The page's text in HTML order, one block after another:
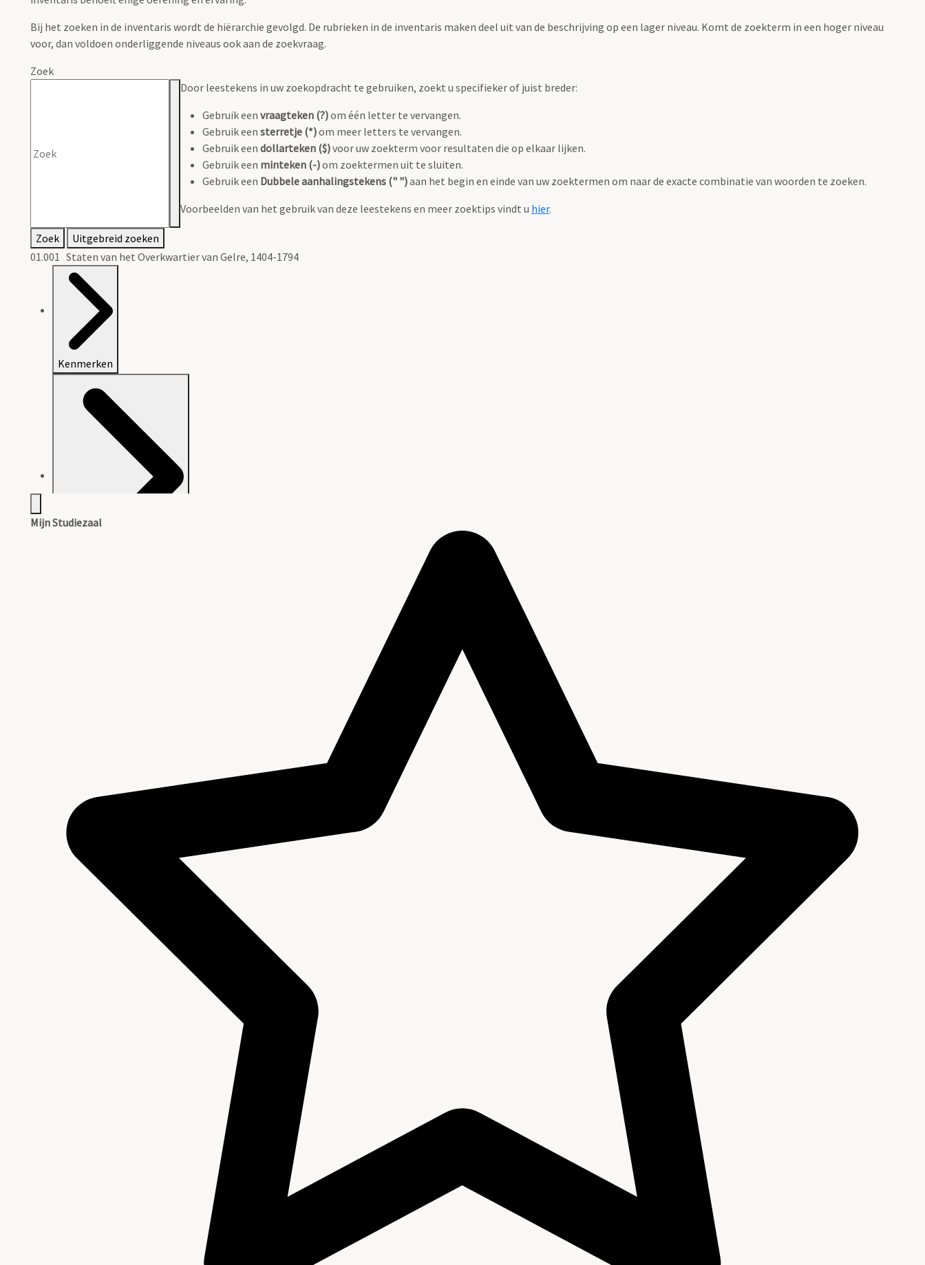
Bij het zoeken in de inventaris wordt de hiërarchie gevolgd. De rubrieken in de inventaris maken deel uit van de beschrijving op een lager niveau. Komt de zoekterm in een hoger niveau
voor, dan voldoen onderliggende niveaus ook aan de zoekvraag.
Zoek
Door leestekens in uw zoekopdracht te gebruiken, zoekt u specifieker of juist breder:
Gebruik een vraagteken (?)om één letter te vervangen.
Gebruik een sterretje (*)om meer letters te vervangen.
Gebruik een dollarteken ($)voor uw zoekterm voor resultaten die op elkaar lijken.
Gebruik een minteken (-)om zoektermen uit te sluiten.
Gebruik een Dubbele aanhalingstekens (" ")aan het begin en einde van uw zoektermen om naar de exacte combinatie van woorden te zoeken.
Voorbeelden van het gebruik van deze leestekens en meer zoektips vindt u hier.
Zoek
Uitgebreid zoeken
01.001 Staten van het Overkwartier van Gelre, 1404-1794
Kenmerken
Regesten
Mijn Studiezaal